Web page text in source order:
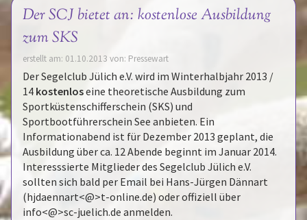
Der SCJ bietet an: kostenlose Ausbildung
zum SKS
erstellt am: 01.10.2013 von: Pressewart
Der Segelclub Jülich e.V. wird im Winterhalbjahr 2013 /
14 kostenloseine theoretische Ausbildung zum
Sportküstenschifferschein (SKS) und
Sportbootführerschein See anbieten. Ein
Informationabend ist für Dezember 2013 geplant, die
Ausbildung über ca. 12 Abende beginnt im Januar 2014.
Interesssierte Mitglieder des Segelclub Jülich e.V.
sollten sich bald per Email bei Hans-Jürgen Dännart
(hjdaennart<@>t-online.de) oder offiziell über
info<@>sc-juelich.de anmelden.